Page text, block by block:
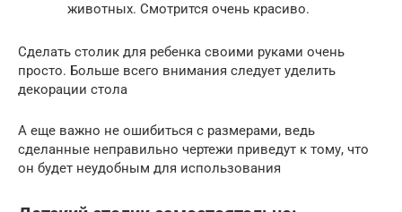
животных. Смотрится очень красиво.
Сделать столик для ребенка своими руками очень
просто. Больше всего внимания следует уделить
декорации стола
А еще важно не ошибиться с размерами, ведь
сделанные неправильно чертежи приведут к тому, что
он будет неудобным для использования